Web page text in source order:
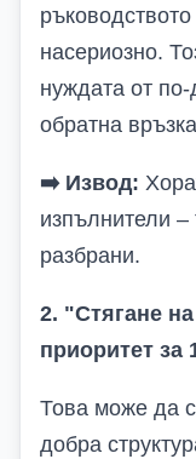
насериозно.
нуждата от
обратна
➡️Извод:
изпълнители –
разбрани.
2. "Стягане
приоритет за
Това може да
добра